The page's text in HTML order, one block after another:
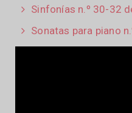
Sinfonías n.º 30-32
Sonatas para piano